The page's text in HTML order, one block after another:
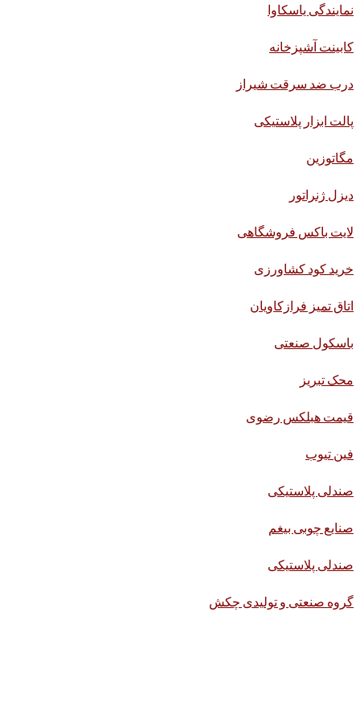
نمایندگی یاسکاوا
کابینت آشپزخانه
درب ضد سرقت شیراز
پالت ابزار پلاستیکی
مگاتوزین
دیزل ژنراتور
لایت باکس فروشگاهی
خرید کود کشاورزی
اتاق تمیز فرازکاویان
باسکول صنعتی
محک تبریز
قیمت هبلکس رضوی
فین تیوب
صندلی پلاستیکی
صنایع چوبی بیغم
صندلی پلاستیکی
گروه صنعتی و تولیدی چکش